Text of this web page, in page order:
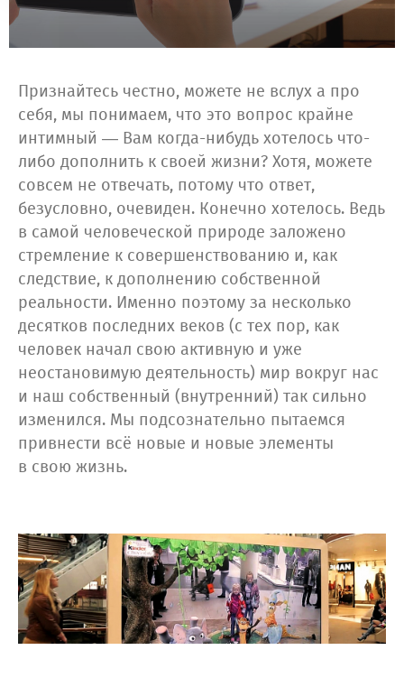
Признайтесь честно, можете не вслух а про
себя, мы понимаем, что это вопрос крайне
интимный — Вам когда-нибудь хотелось что-
либо дополнить к своей жизни? Хотя, можете
совсем не отвечать, потому что ответ,
безусловно, очевиден. Конечно хотелось. Ведь
в самой человеческой природе заложено
стремление к совершенствованию и, как
следствие, к дополнению собственной
реальности. Именно поэтому за несколько
десятков последних веков (с тех пор, как
человек начал свою активную и уже
неостановимую деятельность) мир вокруг нас
и наш собственный (внутренний) так сильно
изменился. Мы подсознательно пытаемся
привнести всё новые и новые элементы
в свою жизнь.